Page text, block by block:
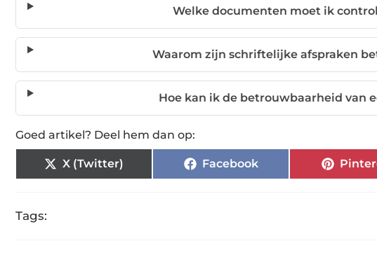
Welke documenten moet ik
Waarom zijn schriftelijke afspraken
Hoe kan ik de betrouwbaarheid van
Goed artikel? Deel hem dan op:
X (Twitter) Facebook
Tags: